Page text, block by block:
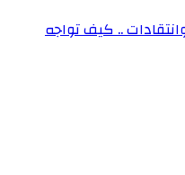
.. كيف تواجه